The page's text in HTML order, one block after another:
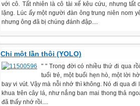
với cô. Tất nhiên là cô tài xế kêu cứu, nhưng tất
lặng. Lúc ấy một người đàn ông trung niên nom
nhưng ông đã bị chúng đánh đập....
Chỉ một lần thôi (YOLO)
" " Trong đời có nhiều thứ đi qua
tuổi trẻ, một buổi hẹn hò, một lời
bay vi vút. Vậy mà nỗi nhớ thì không. Nó đi qua
khua trên cây lá, như nắng ban mai thong thả
đã thấy nhớ rồi....